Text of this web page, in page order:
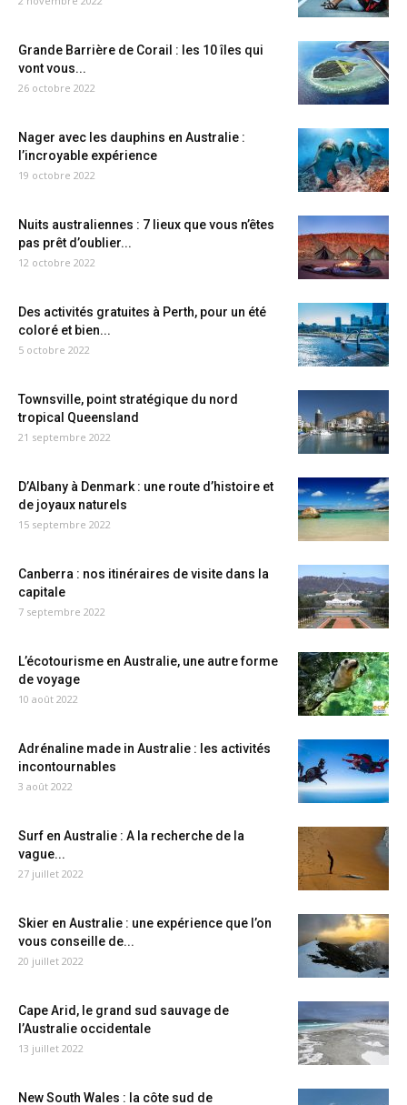
Grande Barrière de Corail : les 10 îles qui
vont vous...
26 octobre 2022
Nager avec les dauphins en Australie :
l’incroyable expérience
19 octobre 2022
Nuits australiennes : 7 lieux que vous n’êtes
pas prêt d’oublier...
12 octobre 2022
Des activités gratuites à Perth, pour un été
coloré et bien...
5 octobre 2022
Townsville, point stratégique du nord
tropical Queensland
21 septembre 2022
D’Albany à Denmark : une route d’histoire et
de joyaux naturels
15 septembre 2022
Canberra : nos itinéraires de visite dans la
capitale
7 septembre 2022
L’écotourisme en Australie, une autre forme
de voyage
10 août 2022
Adrénaline made in Australie : les activités
incontournables
3 août 2022
Surf en Australie : A la recherche de la
vague...
27 juillet 2022
Skier en Australie : une expérience que l’on
vous conseille de...
20 juillet 2022
Cape Arid, le grand sud sauvage de
l’Australie occidentale
13 juillet 2022
New South Wales : la côte sud de